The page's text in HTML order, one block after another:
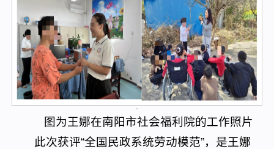
图为王娜在南阳市社会福利院的工作照片
此次获评“全国民政系统劳动模范”，是王娜